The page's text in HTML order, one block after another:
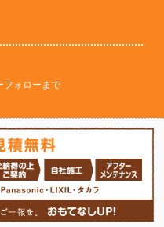
フォローまで